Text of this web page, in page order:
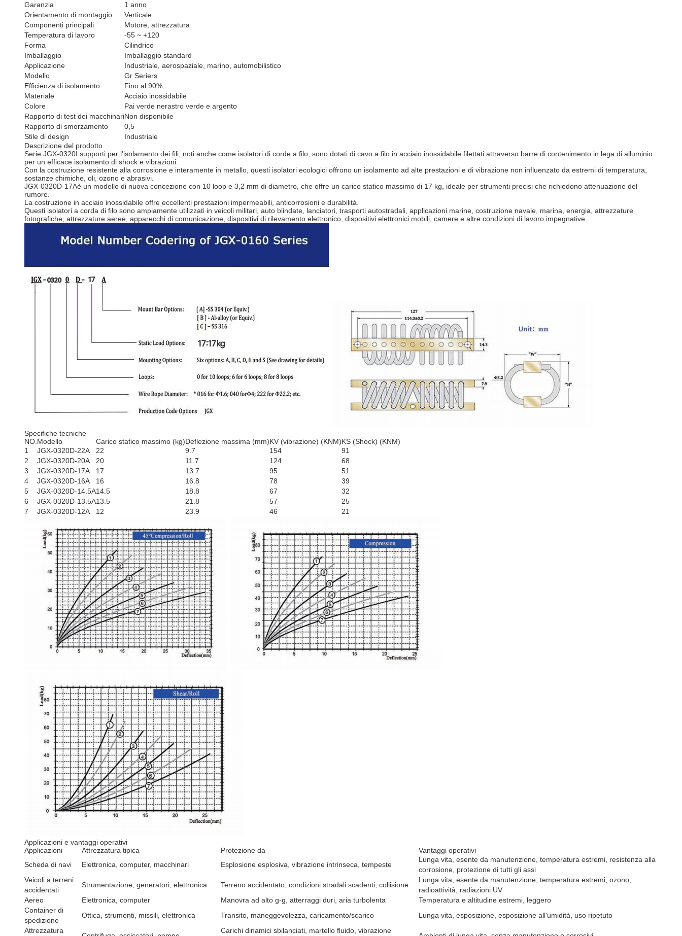
Garanzia
1 anno
Orientamento di montaggio
Verticale
Componenti principali
Motore, attrezzatura
Temperatura di lavoro
-55 ~ +120
Forma
Cilindrico
Imballaggio
Imballaggio standard
Applicazione
Industriale, aerospaziale, marino, automobilistico
Modello
Gr Seriers
Efficienza di isolamento
Fino al 90%
Materiale
Acciaio inossidabile
Colore
Pai verde nerastro verde e argento
Rapporto di test dei macchinariNon disponibile
Rapporto di smorzamento
0,5
Stile di design
Industriale
Descrizione del prodotto
Serie JGX-0320I supporti per l'isolamento dei fili, noti anche come isolatori di corde a filo, sono dotati di cavo a filo in acciaio inossidabile filettati attraverso barre di contenimento in lega di alluminio
per un efficace isolamento di shock e vibrazioni.
Con la costruzione resistente alla corrosione e interamente in metallo, questi isolatori ecologici offrono un isolamento ad alte prestazioni e di vibrazione non influenzato da estremi di temperatura,
sostanze chimiche, oli, ozono e abrasivi.
JGX-0320D-17Aè un modello di nuova concezione con 10 loop e 3,2 mm di diametro, che offre un carico statico massimo di 17 kg, ideale per strumenti precisi che richiedono attenuazione del
rumore.
La costruzione in acciaio inossidabile offre eccellenti prestazioni impermeabili, anticorrosioni e durabilità.
Questi isolatori a corda di filo sono ampiamente utilizzati in veicoli militari, auto blindate, lanciatori, trasporti autostradali, applicazioni marine, costruzione navale, marina, energia, attrezzature
fotografiche, attrezzature aeree, apparecchi di comunicazione, dispositivi di rilevamento elettronico, dispositivi elettronici mobili, camere e altre condizioni di lavoro impegnative.
Specifiche tecniche
NO. Modello Carico statico massimo (kg)Deflezione massima (mm)KV (vibrazione) (KNM)KS (Shock) (KNM)
1
JGX-0320D-22A 22 9.7 154
91
2
JGX-0320D-20A 20 11.7 124
68
3
JGX-0320D-17A 17 13.7 95
51
4
JGX-0320D-16A 16 16.8 78
39
5
JGX-0320D-14.5A14.5 18.8 67
32
6
JGX-0320D-13.5A13.5 21.8 57
25
7
JGX-0320D-12A 12 23.9 46 21
Applicazioni e vantaggi operativi
Applicazioni
Attrezzatura tipica Protezione da
Vantaggi operativi
Scheda di navi
Elettronica, computer, macchinari Esplosione esplosiva, vibrazione intrinseca, tempeste
Lunga vita, esente da manutenzione, temperatura estremi, resistenza alla
corrosione, protezione di tutti gli assi
Veicoli a terreni
accidentati
Strumentazione, generatori, elettronica Terreno accidentato, condizioni stradali scadenti, collisione
Lunga vita, esente da manutenzione, temperatura estremi, ozono,
radioattività, radiazioni UV
Aereo
Elettronica, computer Manovra ad alto g-g, atterraggi duri, aria turbolenta
Temperatura e altitudine estremi, leggero
Container di
spedizione
Ottica, strumenti, missili, elettronica Transito, maneggevolezza, caricamento/scarico
Lunga vita, esposizione, esposizione all'umidità, uso ripetuto
Attrezzatura
Carichi dinamici sbilanciati, martello fluido, vibrazione